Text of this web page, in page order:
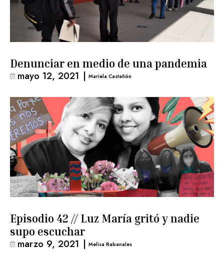
Denunciar en medio de una pandemia
mayo 12, 2021 | Mariela Castañón
Episodio 42 // Luz María gritó y nadie
supo escuchar
marzo 9, 2021 | Melisa Rabanales